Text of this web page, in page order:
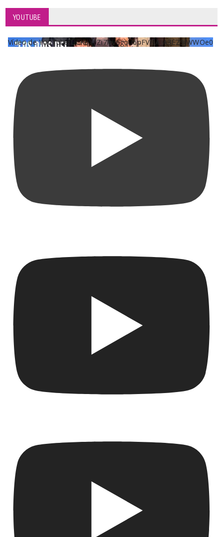
YOUTUBE
Vídeo de YouTube UCKqYjiZi7lzy6gqU6pFVFiA_A3EZ9JWWOe0